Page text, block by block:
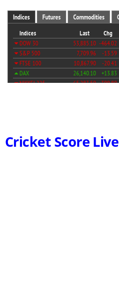
Cricket Score Live